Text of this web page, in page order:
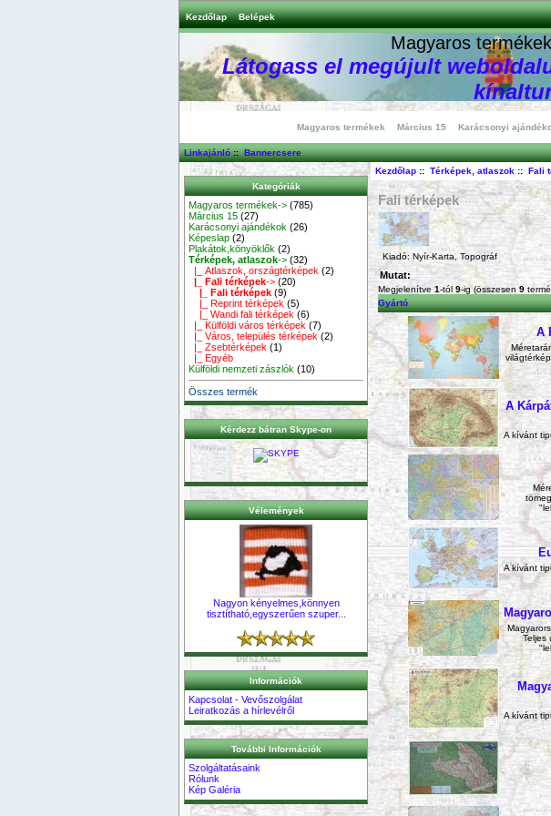
Kezdőlap Belépek
Magyaros
Látogass el megújult
Magyaros termékek Március 15 Karácsonyi
Linkajánló::Bannercsere
Kategóriák
Magyaros termékek-> (785)
Március 15 (27)
Karácsonyi ajándékok (26)
Képeslap (2)
Plakátok,könyöklők (2)
Térképek, atlaszok-> (32)
|_ Atlaszok, országtérképek (2)
|_ Fali térképek-> (20)
|_ Fali térképek (9)
|_ Reprint térképek (5)
|_ Wandi fali térképek (6)
|_ Külföldi város térképek (7)
|_ Város, település térképek (2)
|_ Zsebtérképek (1)
|_ Egyéb
Külföldi nemzeti zászlók (10)
Összes termék
Kérdezz bátran Skype-on
Vélemények
Nagyon kényelmes,könnyen
tisztítható,egyszerűen szuper...
Információk
Kapcsolat - Vevőszolgálat
Leiratkozás a hírlevélről
További Információk
Szolgáltatásaink
Rólunk
Kép Galéria
Kezdőlap:: Térképek, atlaszok:: Fali
Fali térképek
Kiadó: Nyír-Karta, Topográf
Mutat:
Megjelenítve 1-tól 9-ig (összesen 9
Gyártó
A
A
A kívánt
A kívánt
Teljes
A kívánt